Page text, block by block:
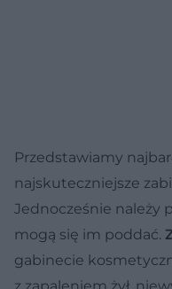
Przedstawiamy
najskuteczniejsze
Jednocześnie należy
mogą się im poddać.
gabinecie
z zapaleniem żył,